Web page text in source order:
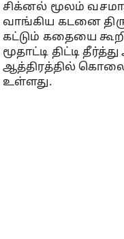
சிக்னல் மூலம்
வாங்கிய கடனை
கட்டும் கதையை
மூதாட்டி திட்டி
ஆத்திரத்தில்
உள்ளது.